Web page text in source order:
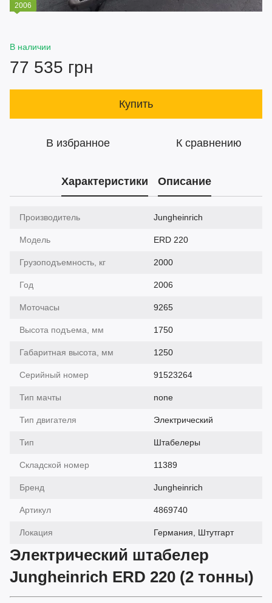
2006
В наличии
77 535 грн
Купить
В избранное К сравнению
Характеристики Описание
Производитель Jungheinrich
Модель ERD 220
Грузоподъемность, кг 2000
Год 2006
Моточасы 9265
Высота подъема, мм 1750
Габаритная высота, мм 1250
Серийный номер 91523264
Тип мачты none
Тип двигателя Электрический
Тип Штабелеры
Складской номер 11389
Бренд Jungheinrich
Артикул 4869740
Локация Германия, Штутгарт
Электрический штабелер
Jungheinrich ERD 220 (2 тонны)